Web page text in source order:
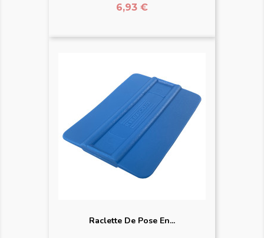
Prix
6,93 €
Raclette De Pose En...